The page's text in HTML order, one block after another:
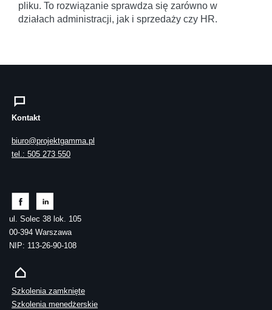
pliku. To rozwiązanie sprawdza się zarówno w
działach administracji, jak i sprzedaży czy HR.
Kontakt
biuro@projektgamma.pl
tel.: 505 273 550
ul. Solec 38 lok. 105
00-394 Warszawa
NIP: 113-26-90-108
Szkolenia zamknięte
Szkolenia menedżerskie